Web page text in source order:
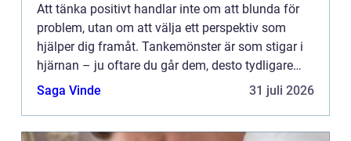
Att tänka positivt handlar inte om att blunda för
problem, utan om att välja ett perspektiv som
hjälper dig framåt. Tankemönster är som stigar i
hjärnan – ju oftare du går dem, desto tydligare
blir...
Saga Vinde 31 juli 2026